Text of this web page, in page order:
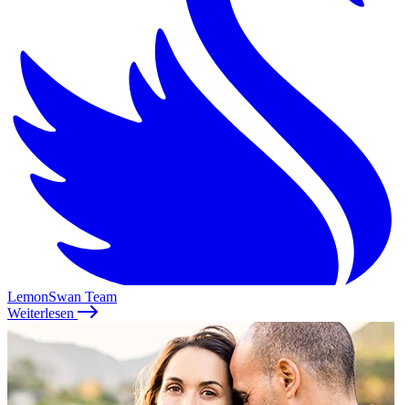
LemonSwan Team
Weiterlesen